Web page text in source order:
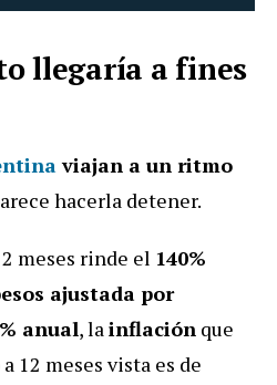
llegaría a fines
viajan a un ritmo
hacerla detener.
meses rinde el 140%
ajustada por
anual, lainflación que
12 meses vista es de